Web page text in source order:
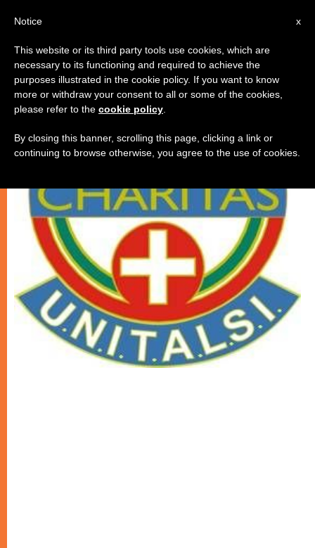
CHIESE LOCALI
x
Notice
This website or its third party tools use cookies, which are
necessary to its functioning and required to achieve the
purposes illustrated in the cookie policy. If you want to know
more or withdraw your consent to all or some of the cookies,
please refer to the cookie policy
By closing this banner, scrolling this page, clicking a link or
continuing to browse otherwise, you agree to the use of cookies.